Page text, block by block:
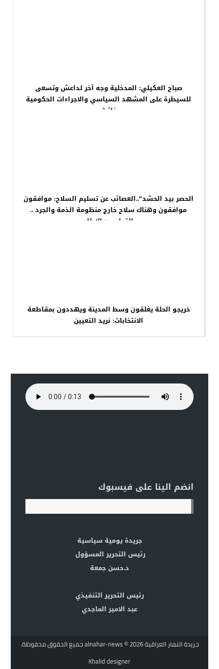
صباح العكيلي: المدخلية وجه آخر لداعش وتسعى
للسيطرة على المشهد السياسي والاجراءات الحكومية
غائبة
الحصر بيد الحشد”..العصائب عن تسليم السلاح: موافقون
موافقون وهناك سلاح خارج منظومة الذمة والجرد ..
القرار بيد الإطار
خريجو الحلة يغلقون وسط المدينة ويهددون بمقاطعة
الانتخابات: نريد التعيين
انضم الينا على فيسبوك
جريدة يومية سياسية
رئيس التحرير المسؤول
د.حسن جمعة
رئيس التحرير التنفيذي
عبد الامير الماجدي
جريدة النهار العراقية alnahar-news© 2026 جميع الحقوق محفوظة.
Khalid designer